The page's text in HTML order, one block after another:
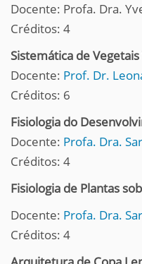
Docente: Profa. Dra.
Créditos: 4
Sistemática de
Docente: Prof. Dr.
Créditos: 6
Fisiologia do
Docente: Profa. Dra.
Créditos: 4
Fisiologia de Plantas
Docente: Profa. Dra.
Créditos: 4